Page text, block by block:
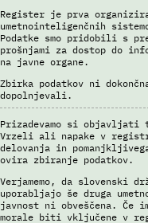
Spletno mesto podjetja
Poročilo Automating Society
Odgovor na zahtevo za
Dokument Povabilo k oddaji
Register je prva
umetnointeligenčnih
Podatke smo pridobili s
prošnjami za dostop do
na javne organe.
Zbirka podatkov ni
dopolnjevali.
Prizadevamo si
Vrzeli ali napake v
delovanja in
ovira zbiranje podatkov.
Verjamemo, da slovenski
uporabljajo še druga
javnost ni obveščena. Če
morale biti vključene v